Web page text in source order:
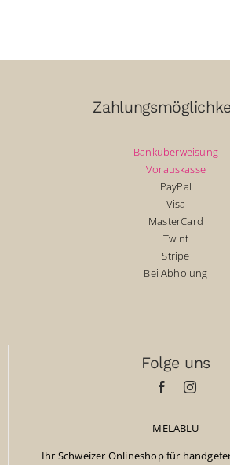
Banküberweisung
Vorauskasse
PayPal
Visa
MasterCard
Twint
Stripe
Bei Abholung
Folge uns
MELABLU
Ihr Schweizer Onlineshop für